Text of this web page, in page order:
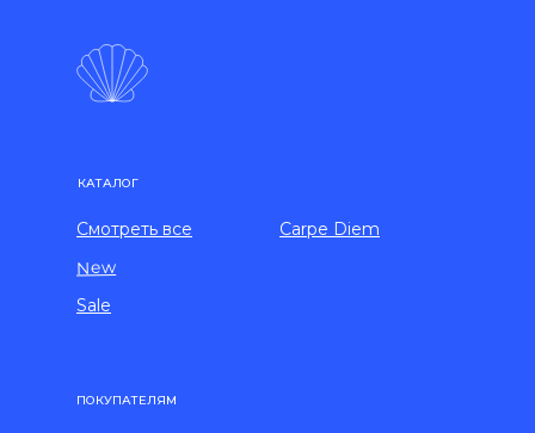
КАТАЛОГ
ПОКУПАТЕЛЯМ
Carpe Diem
Смотреть все
New
Sale